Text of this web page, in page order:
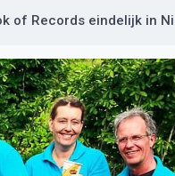
of Records eindelijk in